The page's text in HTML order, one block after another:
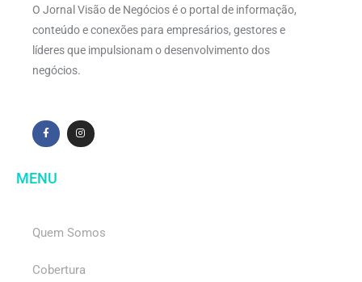
O Jornal Visão de Negócios é o portal de informação,
conteúdo e conexões para empresários, gestores e
líderes que impulsionam o desenvolvimento dos
negócios.
MENU
Quem Somos
Cobertura